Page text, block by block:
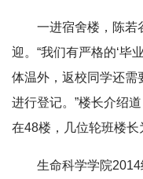
一进宿舍楼，陈若
迎。“我们有严格的‘毕
体温外，返校同学还需
进行登记。”楼长介绍
在48楼，几位轮班楼长
生命科学学院